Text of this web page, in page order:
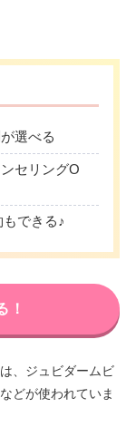
選べる
セリングO
できる♪
！
、ジュビダームビ
どが使われていま